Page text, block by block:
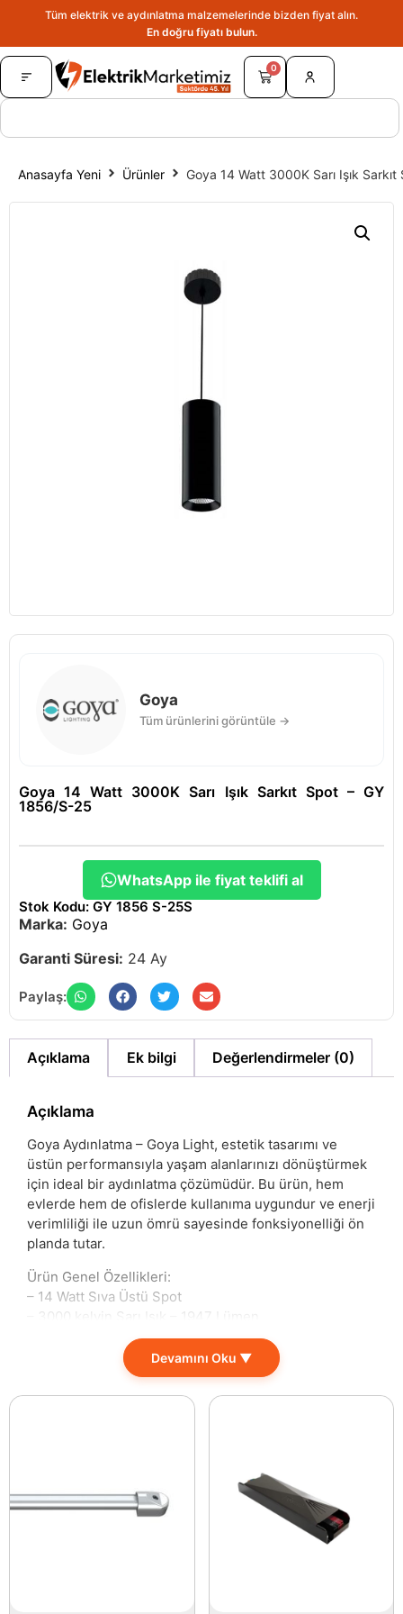
Tüm elektrik ve aydınlatma malzemelerinde bizden fiyat alın.
En doğru fiyatı bulun.
0
Anasayfa Yeni Ürünler Goya 14 Watt 3000K Sarı Işık
Goya
Tüm ürünlerini görüntüle →
Goya 14 Watt 3000K Sarı Işık Sarkıt Spot – GY
1856/S-25
WhatsApp ile fiyat teklifi al
Stok Kodu: GY 1856 S-25S
Marka: Goya
Garanti Süresi: 24 Ay
Paylaş:
Açıklama Ek bilgi Değerlendirmeler (0)
Açıklama
Goya Aydınlatma – Goya Light, estetik tasarımı ve
üstün performansıyla yaşam alanlarınızı dönüştürmek
için ideal bir aydınlatma çözümüdür. Bu ürün, hem
evlerde hem de ofislerde kullanıma uygundur ve enerji
verimliliği ile uzun ömrü sayesinde fonksiyonelliği ön
planda tutar.
Ürün Genel Özellikleri:
– 14 Watt Sıva Üstü Spot
– 3000 kelvin Sarı Işık – 1947 Lümen
– IP20 Koruma Sınıfı
– Siyah ve Beyaz Kasa Renk Seçeneği
– Samsung Chip
donatılmıştır. Bu, aydınlatmanın yüksek enerji
verimliliği sunmasını ve uzun süre dayanmasını sağlar.
3000 kelvin sıcaklığında sunulan sıcak sarı ışık,
Devamını Oku ▼